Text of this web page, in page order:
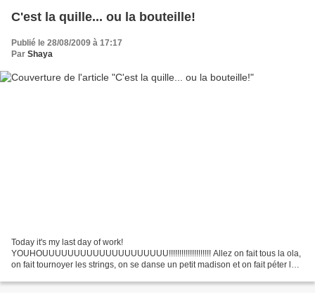
C'est la quille... ou la bouteille!
Publié le 28/08/2009 à 17:17
Par Shaya
Today it's my last day of work!
YOUHOUUUUUUUUUUUUUUUUUUUU!!!!!!!!!!!!!!!!!!!! Allez on fait tous la ola,
on fait tournoyer les strings, on se danse un petit madison et on fait péter le